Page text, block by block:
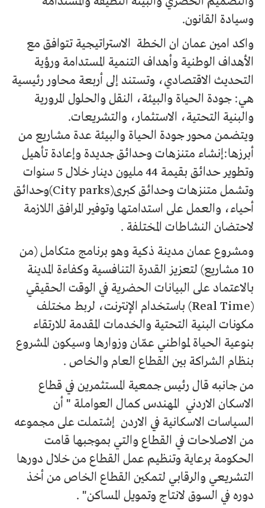
وسيادة القانون.
واكد امين عمان ان الخطة الاستراتيجية تتوافق مع
الأهداف الوطنية وأهداف التنمية المستدامة ورؤية
التحديث الاقتصادي، وتستند إلى أربعة محاور رئيسية
هي: جودة الحياة والبيئة، النقل والحلول المرورية
والبنية التحتية، الاستثمار، والتشريعات.
ويتضمن محور جودة الحياة والبيئة عدة مشاريع من
أبرزها:إنشاء متنزهات وحدائق جديدة وإعادة تأهيل
وتطوير حدائق بقيمة 44 مليون دينار خلال 5 سنوات
وتشمل متنزهات وحدائق كبرى(City parks)وحدائق
أحياء، والعمل على استدامتها وتوفير المرافق اللازمة
لاحتضان النشاطات المختلفة .
ومشروع عمان مدينة ذكية وهو برنامج متكامل (من
10 مشاريع) لتعزيز القدرة التنافسية وكفاءة المدينة
بالاعتماد على البيانات الحضرية في الوقت الحقيقي
(Real Time) باستخدام الإنترنت، لربط مختلف
مكونات البنية التحتية والخدمات المقدمة للارتقاء
بنوعية الحياة لمواطني عمّان وزوارها وسيكون المشروع
بنظام الشراكة بين القطاع العام والخاص .
من جانبه قال رئيس جمعية المستثمرين في قطاع
الاسكان الاردني المهندس كمال العواملة " أن
السياسات الاسكانية في الاردن إشتملت على مجموعه
من الاصلاحات في القطاع والتي بموجبها قامت
الحكومة برعاية وتنظيم عمل القطاع من خلال دورها
التشريعي والرقابي لتمكين القطاع الخاص من أخذ
دوره في السوق لانتاج وتمويل المساكن" .